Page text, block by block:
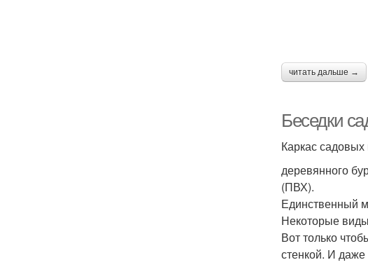
читать дальше →
Беседки
Каркас
деревянного
(ПВХ).
Единственный
Некоторые виды
Вот только
стенкой. И даже